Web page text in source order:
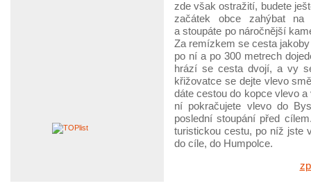
zde však ostražití, budete
začátek obce zahýbat na
a stoupáte po náročnější
Za remízkem se cesta
po ní a po 300 metrech
hrází se cesta dvojí, a vy
křižovatce se dejte vlevo
dáte cestou do kopce vlevo
ní pokračujete vlevo do
poslední stoupání před
turistickou cestu, po níž jste
do cíle, do Humpolce.